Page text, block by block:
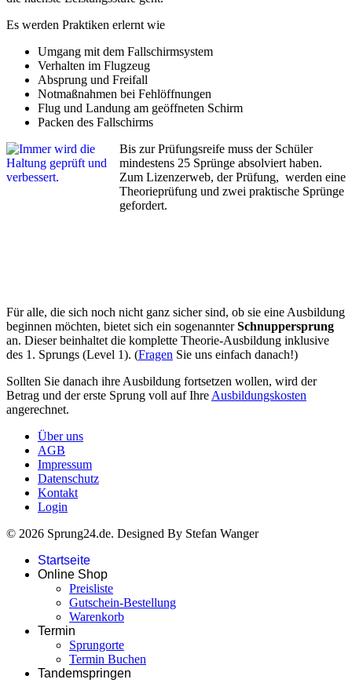
Es werden Praktiken erlernt wie
Umgang mit dem Fallschirmsystem
Verhalten im Flugzeug
Absprung und Freifall
Notmaßnahmen bei Fehlöffnungen
Flug und Landung am geöffneten Schirm
Packen des Fallschirms
Bis zur Prüfungsreife muss der Schüler
mindestens 25 Sprünge absolviert haben.
Zum Lizenzerweb, der Prüfung, werden eine
Theorieprüfung und zwei praktische Sprünge
gefordert.
Für alle, die sich noch nicht ganz sicher sind, ob sie eine Ausbildung
beginnen möchten, bietet sich ein sogenannterSchnuppersprung
an. Dieser beinhaltet die komplette Theorie-Ausbildung inklusive
des 1. Sprungs (Level 1). (Fragen Sie uns einfach danach!)
Sollten Sie danach ihre Ausbildung fortsetzen wollen, wird der
Betrag und der erste Sprung voll auf Ihre Ausbildungskosten
angerechnet.
Über uns
AGB
Impressum
Datenschutz
Kontakt
Login
© 2026 Sprung24.de. Designed By Stefan Wanger
Startseite
Online Shop
Preisliste
Gutschein-Bestellung
Warenkorb
Termin
Sprungorte
Termin Buchen
Tandemspringen